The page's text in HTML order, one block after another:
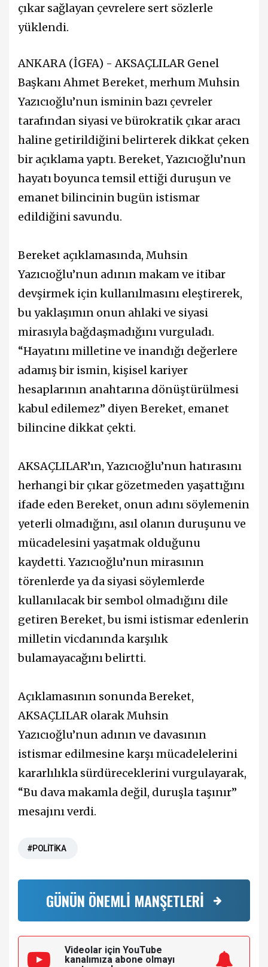
çıkar sağlayan çevrelere sert sözlerle
yüklendi.
ANKARA (İGFA) - AKSAÇLILAR Genel
Başkanı Ahmet Bereket, merhum Muhsin
Yazıcıoğlu’nun isminin bazı çevreler
tarafından siyasi ve bürokratik çıkar aracı
haline getirildiğini belirterek dikkat çeken
bir açıklama yaptı. Bereket, Yazıcıoğlu’nun
hayatı boyunca temsil ettiği duruşun ve
emanet bilincinin bugün istismar
edildiğini savundu.
Bereket açıklamasında, Muhsin
Yazıcıoğlu’nun adının makam ve itibar
devşirmek için kullanılmasını eleştirerek,
bu yaklaşımın onun ahlaki ve siyasi
mirasıyla bağdaşmadığını vurguladı.
“Hayatını milletine ve inandığı değerlere
adamış bir ismin, kişisel kariyer
hesaplarının anahtarına dönüştürülmesi
kabul edilemez” diyen Bereket, emanet
bilincine dikkat çekti.
AKSAÇLILAR’ın, Yazıcıoğlu’nun hatırasını
herhangi bir çıkar gözetmeden yaşattığını
ifade eden Bereket, onun adını söylemenin
yeterli olmadığını, asıl olanın duruşunu ve
mücadelesini yaşatmak olduğunu
kaydetti. Yazıcıoğlu’nun mirasının
törenlerde ya da siyasi söylemlerde
kullanılacak bir sembol olmadığını dile
getiren Bereket, bu ismi istismar edenlerin
milletin vicdanında karşılık
bulamayacağını belirtti.
Açıklamasının sonunda Bereket,
AKSAÇLILAR olarak Muhsin
Yazıcıoğlu’nun adının ve davasının
istismar edilmesine karşı mücadelelerini
kararlılıkla sürdüreceklerini vurgulayarak,
“Bu dava makamla değil, duruşla taşınır”
mesajını verdi.
#POLİTİKA
GÜNÜN ÖNEMLİ MANŞETLERİ
Videolar için YouTube
kanalımıza abone olmayı